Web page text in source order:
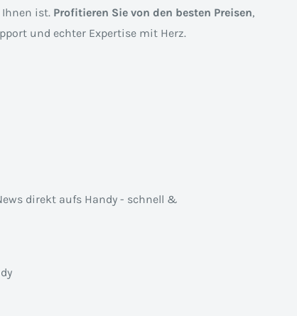
Ihnen ist. Profitieren Sie von den besten Preisen,
und echter Expertise mit Herz.
direkt aufs Handy - schnell &